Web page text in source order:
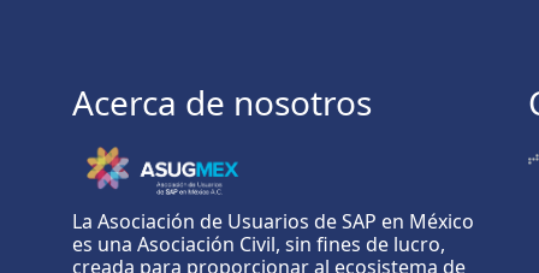
Acerca de nosotros
La Asociación de Usuarios de SAP en México
es una Asociación Civil, sin fines de lucro,
creada para proporcionar al ecosistema de